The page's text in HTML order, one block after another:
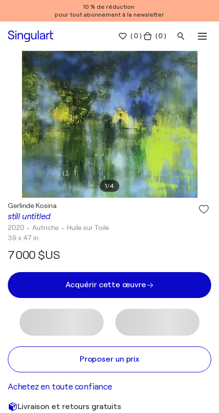
10 % de réduction
pour tout abonnement à la newsletter
(0 ) ( 0 )
1/4
still untitled
Gerlinde Kosina
2020 • Autriche • Huile sur Toile
39 x 47 in
7 000 $US
Acquérir cette œuvre
Proposer un prix
Achetez en toute confiance
Livraison et retours gratuits